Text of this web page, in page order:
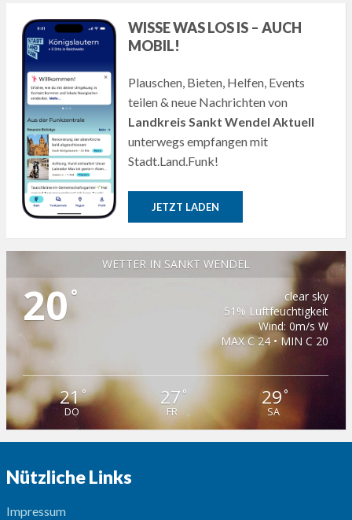
WISSE WAS LOS IS – AUCH
MOBIL!
Plauschen, Bieten, Helfen, Events
teilen & neue Nachrichten von
Landkreis Sankt Wendel Aktuell
unterwegs empfangen mit
Stadt.Land.Funk!
JETZT LADEN
WETTER IN SANKT WENDEL
20°
clear sky
51% Luftfeuchtigkeit
Wind: 0m/s W
MAX C 24 • MIN C 20
21°
DO
27 °
FR
29°
SA
Nützliche Links
Impressum